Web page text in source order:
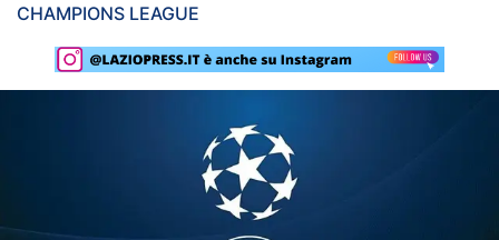
Lazio Women
Calcio
CHAMPIONS LEAGUE